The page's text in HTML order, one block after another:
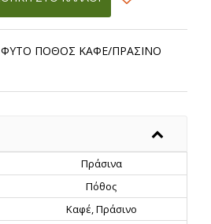
ΠΟΘΟΣ ΚΑΦΕ/ΠΡΑΣΙΝΟ
Πράσινα
Πόθος
Καφέ, Πράσινο